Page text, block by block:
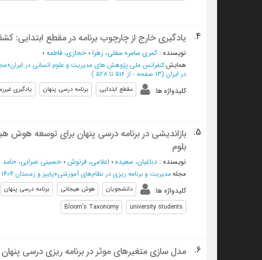
4. یادگیری خارج از چارچوب برنامه در مقطع ابتدایی:
نویسنده : کمری سامره سفلی، زهرا؛حجازی، فاطمه؛
همایش:کنفرانس ملی پژوهش های مدیریت و علوم انسانی در ایران»
در ایران (‎13 صفحه - از 516 تا 528 )
کلیدواژه ها: مقطع ابتدایی برنامه درسی پنهان یادگیری
5.
بازاندیشی در برنامه درسی پنهان برای توسعه هوش
بلوم
نویسنده : دباغیان، سعیده؛ اعلامی، فرنوش؛حسینی ضرابی، حامد
مجله:مدیریت و برنامه ریزی در نظام‌های آموزشی»پاییز و زمستان 1404 - شماره 35
کلیدواژه ها: دانشجویان هوش هیجانی برنامه درسی پنهان
university students
Bloom’s Taxonomy
6.
مدل سازی متغیرهای موثر در برنامه ریزی درسی